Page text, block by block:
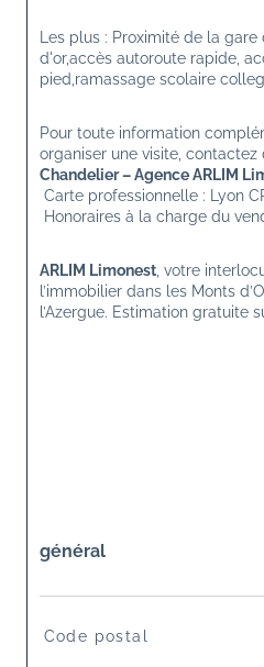
Les plus : Proximité de la
d'or,accès autoroute rapide,
pied,ramassage scolaire
Pour toute information
organiser une visite, contactez
Chandelier – Agence ARLIM
Carte professionnelle : Lyon
Honoraires à la charge du
ARLIM Limonest , votre
l’immobilier dans les Monts
l’Azergue. Estimation gratuite
général
TRAD_SIROCCO_Caracteristique
Code postal